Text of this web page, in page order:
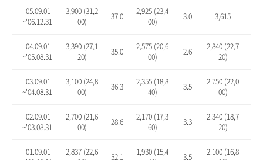
'05.09.01
~'06.12.31
3,900 (31,2
00)
37.0
2,925 (23,4
00)
3.0 3,615
'04.09.01
~'05.08.31
3,390 (27,1
20)
35.0
2,575 (20,6
00)
2.6
2,840 (22,7
20)
'03.09.01
~'04.08.31
3,100 (24,8
00)
36.3
2,355 (18,8
40)
3.5
2.750 (22,0
00)
'02.09.01
~'03.08.31
2,700 (21,6
00)
28.6
2,170 (17,3
60)
3.3
2.340 (18,7
20)
'01.09.01
2,837 (22,6
52.1
1,930 (15,4
3.5
2.100 (16,8